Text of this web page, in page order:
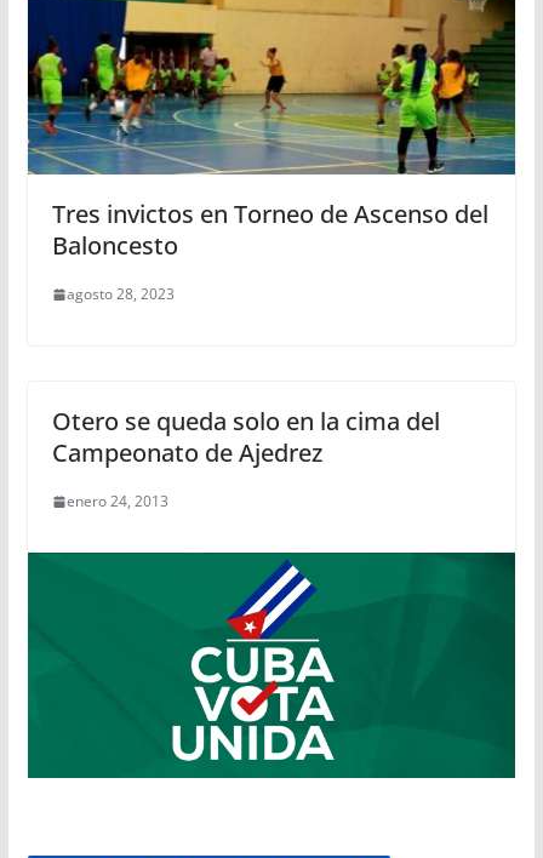
Tres invictos en Torneo de Ascenso del
Baloncesto
agosto 28, 2023
Otero se queda solo en la cima del
Campeonato de Ajedrez
enero 24, 2013